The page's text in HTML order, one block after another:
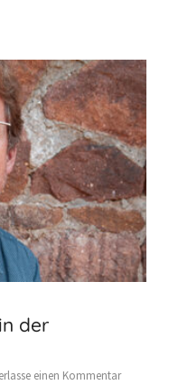
der
einen Kommentar